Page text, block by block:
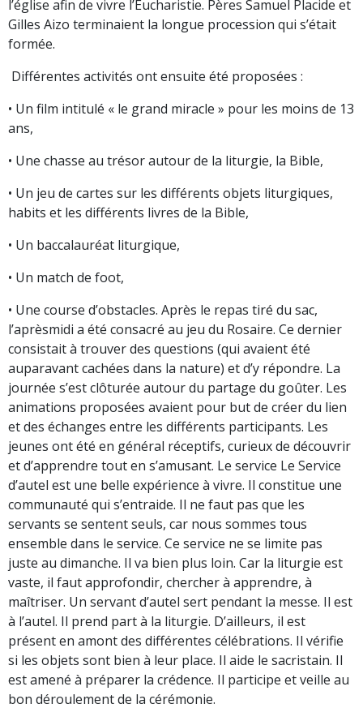
l’église afin de vivre l’Eucharistie. Pères Samuel Placide et
Gilles Aizo terminaient la longue procession qui s’était
formée.
Différentes activités ont ensuite été proposées :
• Un film intitulé « le grand miracle » pour les moins de 13
ans,
• Une chasse au trésor autour de la liturgie, la Bible,
• Un jeu de cartes sur les différents objets liturgiques,
habits et les différents livres de la Bible,
• Un baccalauréat liturgique,
• Un match de foot,
• Une course d’obstacles. Après le repas tiré du sac,
l’aprèsmidi a été consacré au jeu du Rosaire. Ce dernier
consistait à trouver des questions (qui avaient été
auparavant cachées dans la nature) et d’y répondre. La
journée s’est clôturée autour du partage du goûter. Les
animations proposées avaient pour but de créer du lien
et des échanges entre les différents participants. Les
jeunes ont été en général réceptifs, curieux de découvrir
et d’apprendre tout en s’amusant. Le service Le Service
d’autel est une belle expérience à vivre. Il constitue une
communauté qui s’entraide. Il ne faut pas que les
servants se sentent seuls, car nous sommes tous
ensemble dans le service. Ce service ne se limite pas
juste au dimanche. Il va bien plus loin. Car la liturgie est
vaste, il faut approfondir, chercher à apprendre, à
maîtriser. Un servant d’autel sert pendant la messe. Il est
à l’autel. Il prend part à la liturgie. D’ailleurs, il est
présent en amont des différentes célébrations. Il vérifie
si les objets sont bien à leur place. Il aide le sacristain. Il
est amené à préparer la crédence. Il participe et veille au
bon déroulement de la cérémonie.